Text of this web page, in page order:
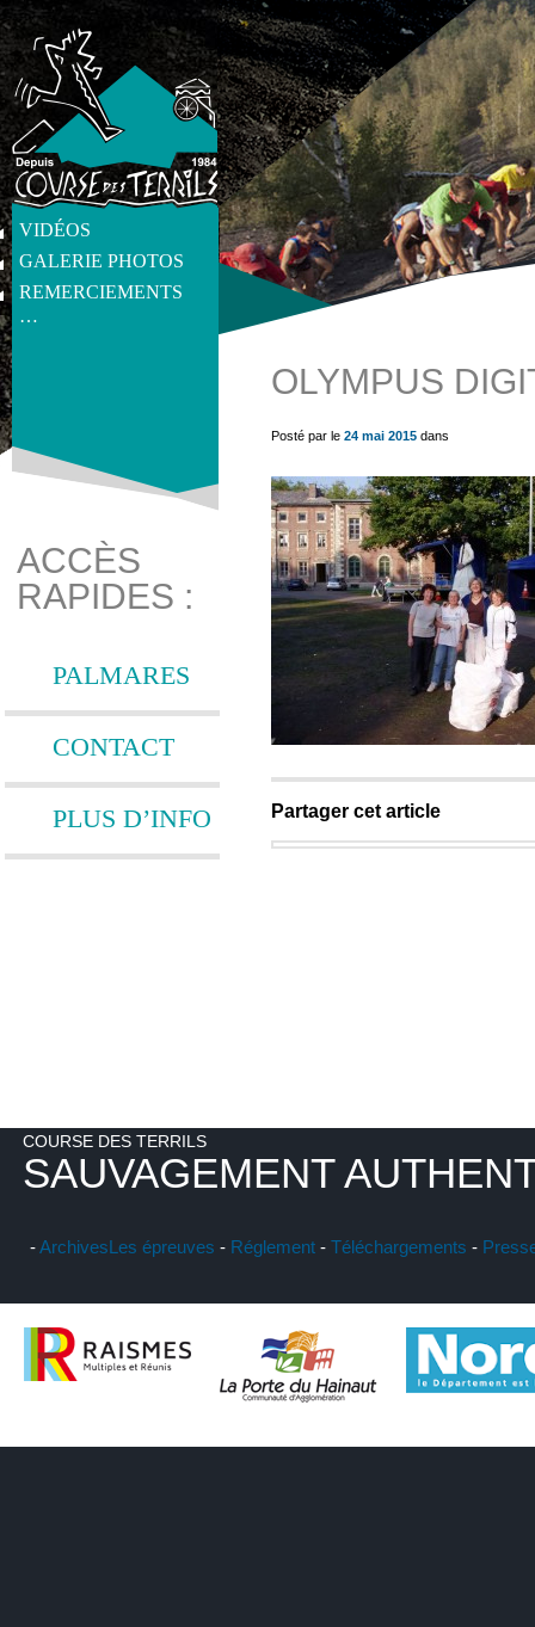
VIDÉOS
GALERIE PHOTOS
REMERCIEMENTS
…
get_post_meta(get_the_ID(), 'thumb', true) ?>
ACCÈS
RAPIDES :
PALMARES
CONTACT
PLUS D’INFO
OLYMPUS
Posté par le 24 mai 2015 dans
Partager cet article
COURSE DES TERRILS
SAUVAGEMENT
-ArchivesLes épreuves - Réglement - Téléchargements -